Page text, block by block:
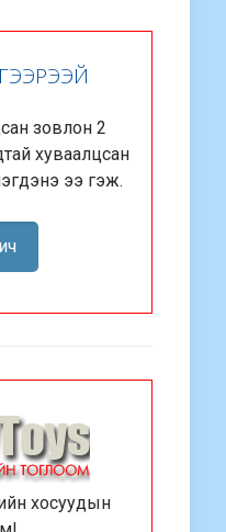
зовлон 2
хуваалцсан
ээ гэж.
хосуудын